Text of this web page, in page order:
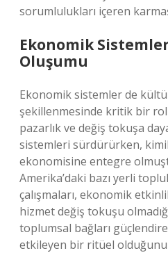
sorumlulukları içeren
Ekonomik
Oluşumu
Ekonomik sistemler de
şekillenmesinde kritik bir
pazarlık ve değiş tokuşa
sistemleri sürdürürken,
ekonomisine entegre
Amerika’daki bazı yerli
çalışmaları, ekonomik
hizmet değiş tokuşu
toplumsal bağları
etkileyen bir ritüel